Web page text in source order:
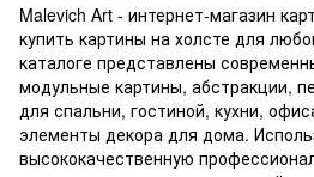
Malevich Art - интернет-магазин
купить картины на холсте для
каталоге представлены
модульные картины, абстракции,
для спальни, гостиной, кухни,
элементы декора для дома.
высококачественную